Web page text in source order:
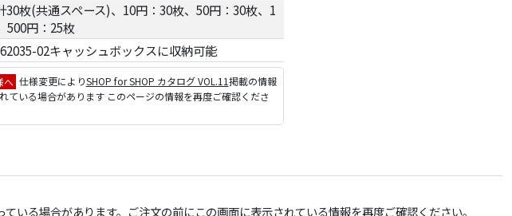
30枚(共通スペース)、10円：30枚、50円：30枚、1
500円：25枚
02キャッシュボックスに収納可能
へ 仕様変更によりSHOP for SHOP カタログ VOL.11掲載の情報
ている場合があります このページの情報を再度ご確認くださ
る場合があります。ご注文の前にこの画面に表示されている情報を再度ご確認ください。